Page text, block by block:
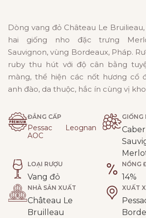
Dòng vang đỏ Château Le
hai giống nho đặc trưng
Sauvignon, vùng Bordeaux, Pháp.
ruby thu hút với độ cân bằng
màng, thể hiện các nốt hương cổ
anh đào, da thuộc, hắc ín cùng vị
ĐẲNG CẤP
Pessac Leognan
AOC
GIỐNG
LOẠI RƯỢU
Vang đỏ
NỒNG
14%
NHÀ SẢN XUẤT
Château Le
Bruilleau
XUẤT